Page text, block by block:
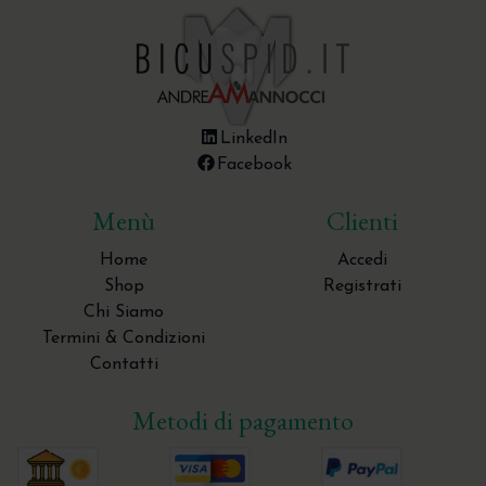
Corso Mauro Billi - GBR di Base - Concetti
Biologici per una rigenerazione ossea semplice
Corso R.Rossi - Flex Cortical Sheet 2024
LinkedIn
Facebook
Menù
Home
Shop
Chi Siamo
Termini & Condizioni
Contatti
Clienti
Accedi
Registrati
Metodi di pagamento